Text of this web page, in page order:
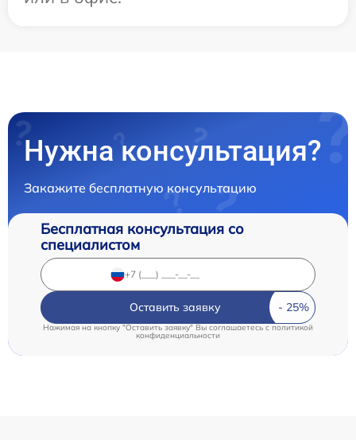
Нужна консультация?
Закажите бесплатную консультацию
Бесплатная консультация со
специалистом
Оставить заявку
Нажимая на кнопку "Оставить заявку" Вы соглашаетесь cполитикой
конфиденциальности